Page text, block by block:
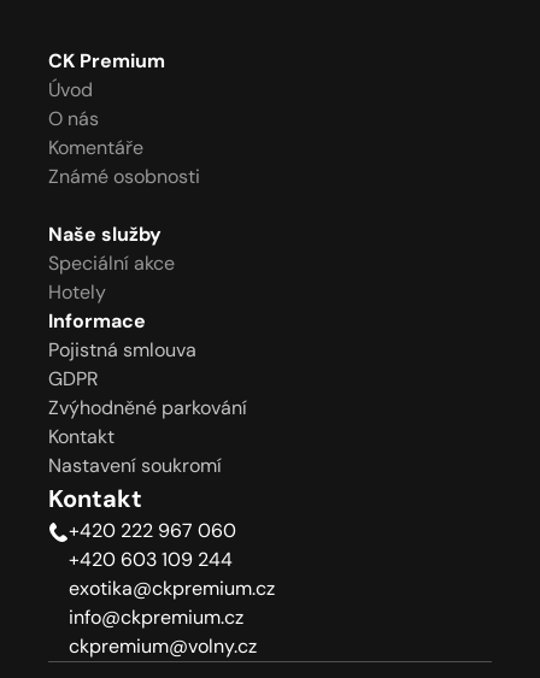
CK Premium
Úvod
O nás
Komentáře
Známé osobnosti
Naše služby
Speciální akce
Hotely
Informace
Pojistná smlouva
GDPR
Zvýhodněné parkování
Kontakt
Nastavení soukromí
Kontakt
+420 222 967 060
+420 603 109 244
exotika@ckpremium.cz
info@ckpremium.cz
ckpremium@volny.cz